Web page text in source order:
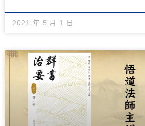
2021 年 5 月 1 日